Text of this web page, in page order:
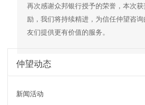
再次感谢众邦银行授予的荣誉，本次
励，我们将持续精进，为信任仲望咨
友们提供更有价值的服务。
仲望动态
新闻活动